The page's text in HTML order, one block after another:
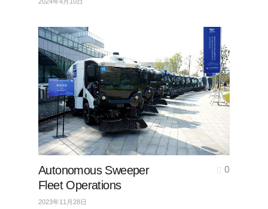
Autonomous Sweeper
Fleet Operations
2023年11月28日
0